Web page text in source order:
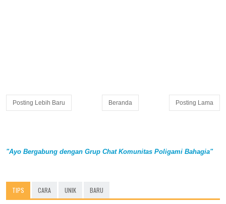
Posting Lebih Baru Posting Lama
Beranda
"Ayo Bergabung dengan Grup Chat Komunitas Poligami Bahagia"
TIPS CARA UNIK BARU